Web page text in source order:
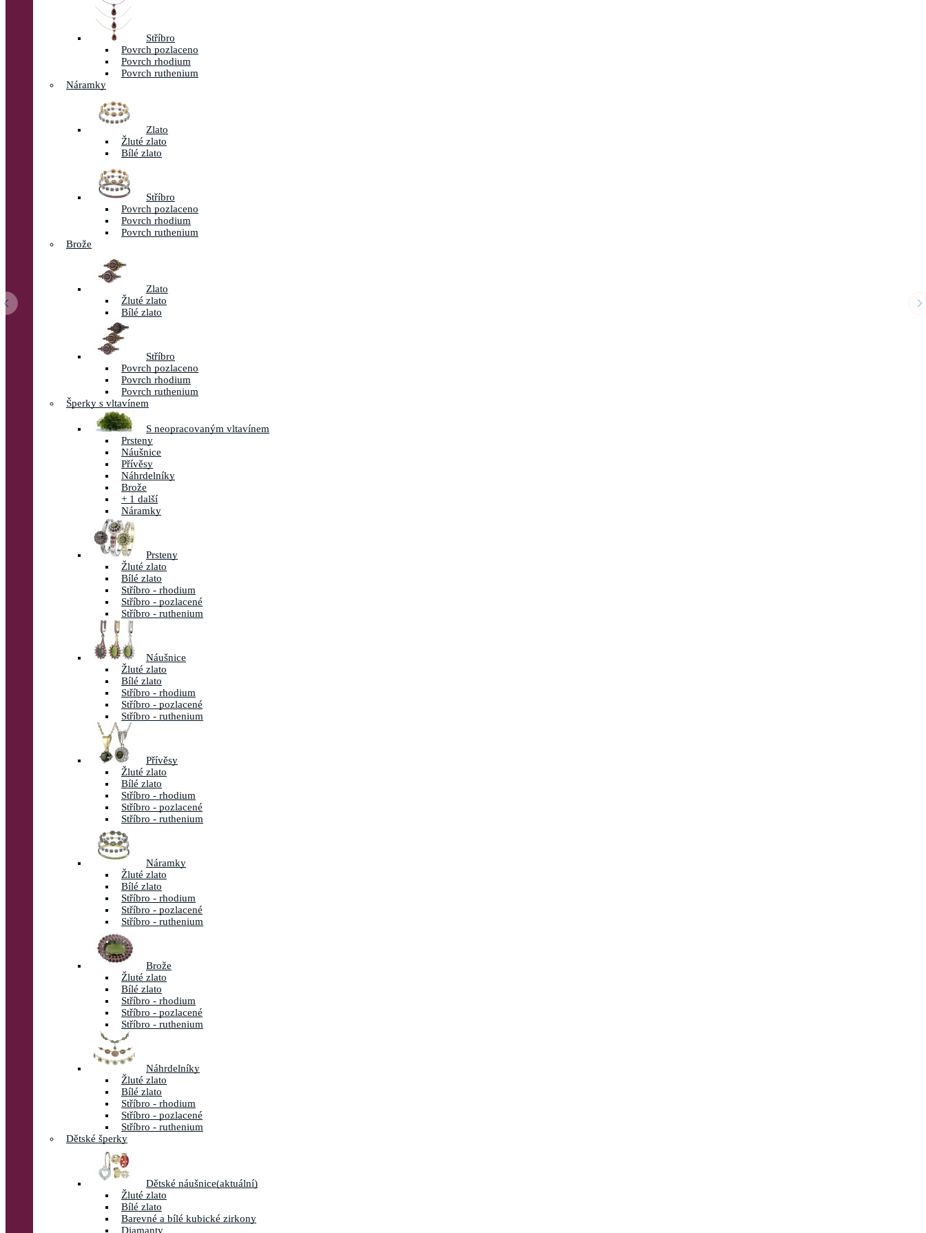
Stříbro
Povrch pozlaceno
Povrch rhodium
Povrch ruthenium
Náramky
Zlato
Žluté zlato
Bílé zlato
Stříbro
Povrch pozlaceno
Povrch rhodium
Povrch ruthenium
Brože
Zlato
Žluté zlato
Bílé zlato
Stříbro
Povrch pozlaceno
Povrch rhodium
Povrch ruthenium
Šperky s vltavínem
S neopracovaným vltavínem
Prsteny
Náušnice
Přívěsy
Náhrdelníky
Brože
+ 1 další
Náramky
Prsteny
Žluté zlato
Bílé zlato
Stříbro - rhodium
Stříbro - pozlacené
Stříbro - ruthenium
Náušnice
Žluté zlato
Bílé zlato
Stříbro - rhodium
Stříbro - pozlacené
Stříbro - ruthenium
Přívěsy
Žluté zlato
Bílé zlato
Stříbro - rhodium
Stříbro - pozlacené
Stříbro - ruthenium
Náramky
Žluté zlato
Bílé zlato
Stříbro - rhodium
Stříbro - pozlacené
Stříbro - ruthenium
Brože
Žluté zlato
Bílé zlato
Stříbro - rhodium
Stříbro - pozlacené
Stříbro - ruthenium
Náhrdelníky
Žluté zlato
Bílé zlato
Stříbro - rhodium
Stříbro - pozlacené
Stříbro - ruthenium
Dětské šperky
Dětské náušnice(aktuální)
Žluté zlato
Bílé zlato
Barevné a bílé kubické zirkony
Diamanty